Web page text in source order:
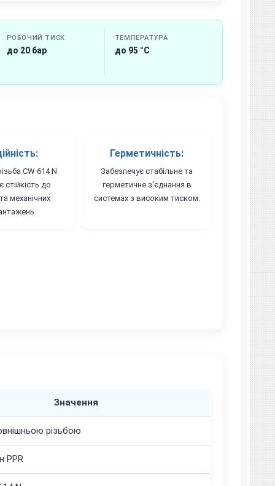
РОБОЧИЙ ТИСК
до 20 бар
ТЕМПЕРАТУРА
до 95 °C
CW 614 N
стійкість до
механічних
Герметичність:
Забезпечує стабільне та
герметичне з'єднання в
системах з високим тиском.
Значення
різьбою
PPR